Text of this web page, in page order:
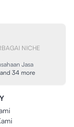
NICHE
Jasa
34 more